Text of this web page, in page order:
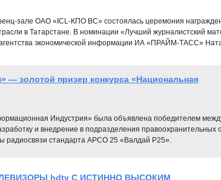
зале ОАО «ICL-КПО ВС» состоялась церемония
в Татарстане. В номинации «Лучший журналистский
агентства экономической информации ИА «ПРАЙМ-ТАСС»
— золотой призер конкурса «Национальная
Индустрия» была объявлена победителем
и внедрение в подразделения правоохранительных
радиосвязи стандарта APCO 25 «Валдай Р25».
hdtv С ИСТИННО ВЫСОКИМ